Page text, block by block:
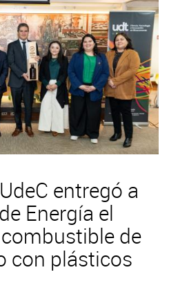
entregó a
Energía el
de
con plásticos